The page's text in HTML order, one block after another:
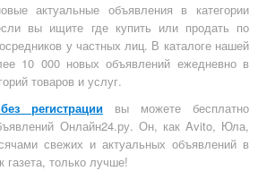
актуальные объявления в категории
вы ищите где купить или продать по
у частных лиц. В каталоге нашей
10 000 новых объявлений ежедневно в
товаров и услуг.
регистрации вы можете бесплатно
Онлайн24.ру. Он, как Avito, Юла,
свежих и актуальных объявлений в
только лучше!